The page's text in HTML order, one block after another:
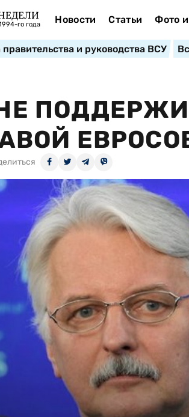
го года Новости Статьи Фото
и руководства ВСУ